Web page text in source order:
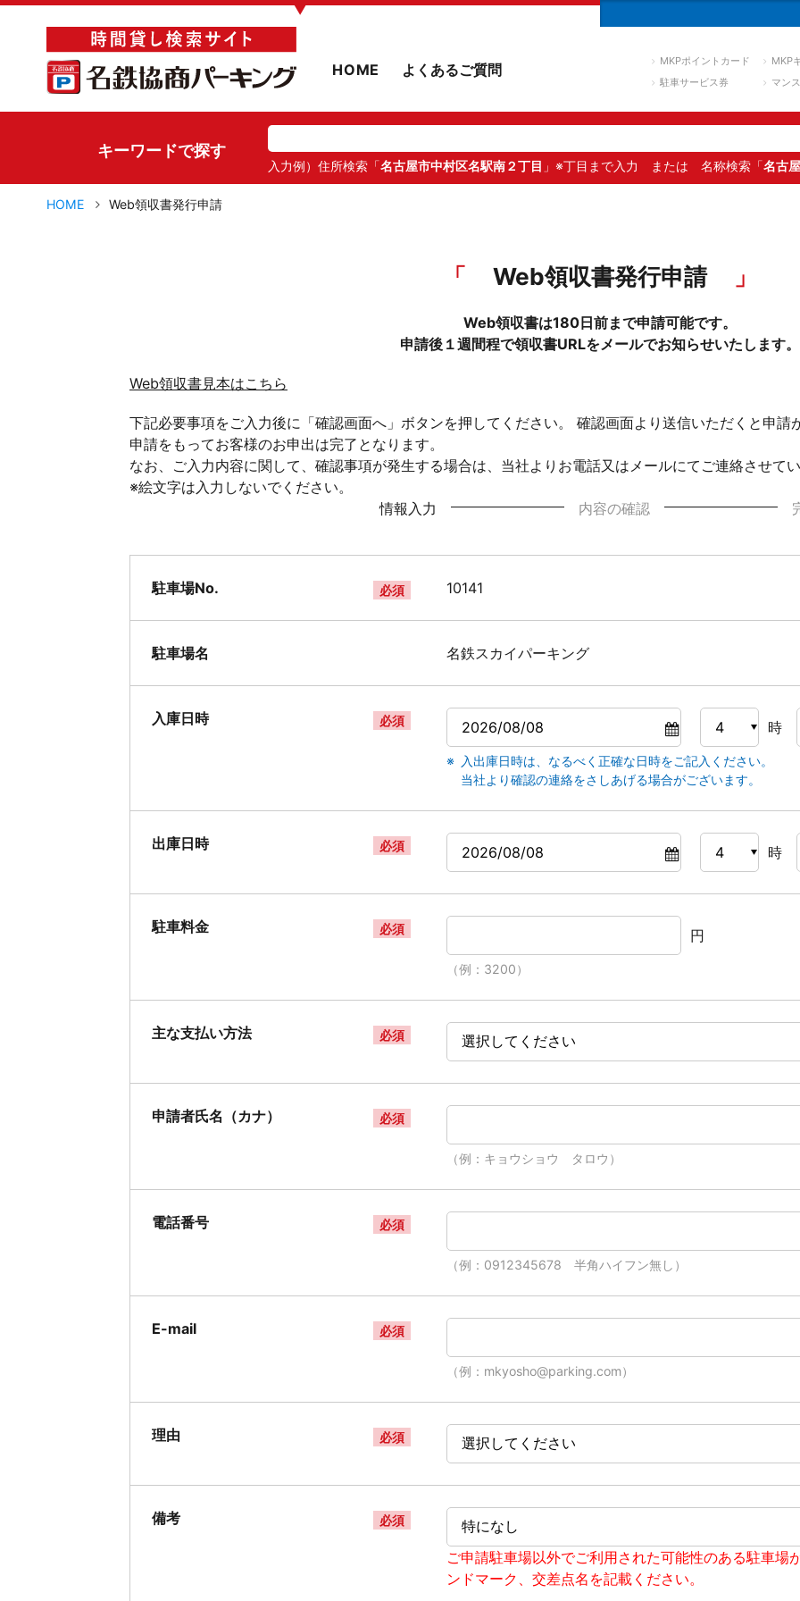
▼
HOME よくあるご質問 MKPポイントカード
MKP
駐車サービス券
マン
キーワードで探す
入力例）住所検索「名古屋市中村区名駅南２丁目 」※丁目まで入力 または 名称検索「名古
HOME Web領収書発行申請
Web領収書発行申請
Web領収書は180日前まで申請可能です。
申請後１週間程で領収書URLをメールでお知らせいたします。
Web領収書見本はこちら
下記必要事項をご入力後に「確認画面へ」ボタンを押してください。 確認画面より送信いただくと申請
申請をもってお客様のお申出は完了となります。
なお、ご入力内容に関して、確認事項が発生する場合は、当社よりお電話又はメールにてご連絡させて
※絵文字は入力しないでください。
情報入力
内容の確認
駐車場No. 必須 10141
駐車場名 名鉄スカイパーキング
入庫日時 必須 時
入出庫日時は、なるべく正確な日時をご記入ください。
当社より確認の連絡をさしあげる場合がございます。
出庫日時 必須 時
駐車料金 必須 円
（例：3200）
主な支払い方法 必須
申請者氏名（カナ） 必須
（例：キョウショウ タロウ）
電話番号 必須
（例：0912345678 半角ハイフン無し）
E-mail 必須
（例：mkyosho@parking.com）
理由 必須
備考 必須
ご申請駐車場以外でご利用された可能性のある駐車場
ンドマーク、交差点名を記載ください。